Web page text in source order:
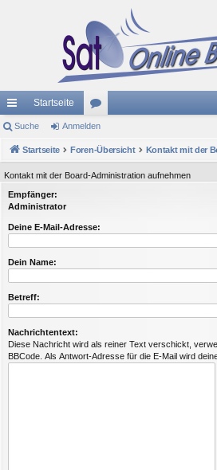
ch
ne
llz
ug
riff
Startseite
or
en
Suche Anmelden
Startseite Foren-Übersicht
Kontakt mit der Board-Administration aufnehmen
Empfänger:
Administrator
Deine E-Mail-Adresse:
Dein Name:
Betreff:
Nachrichtentext:
Diese Nachricht wird als reiner Text verschickt,
BBCode. Als Antwort-Adresse für die E-Mail wird